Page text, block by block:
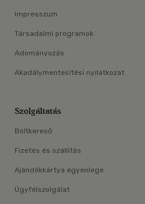
Impresszum
Társadalmi programok
Adományozás
Akadálymentesítési nyilatkozat
Szolgáltatás
Boltkereső
Fizetés és szállítás
Ajándékkártya egyenlege
Ügyfélszolgálat